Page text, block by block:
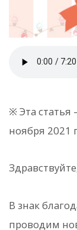
※ Эта
ноября 2021
В знак
проводим